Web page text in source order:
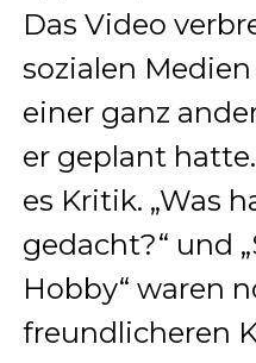
Das Video
sozialen
einer ganz
er geplant
es Kritik. „Was
gedacht?“ und
Hobby“ waren
freundlicheren